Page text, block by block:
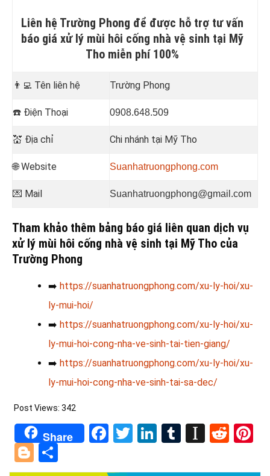
Liên hệ Trường Phong để được hỗ trợ tư vấn
báo giá xử lý mùi hôi cống nhà vệ sinh tại Mỹ
Tho miễn phí 100%
👨‍💻 Tên liên hệ Trường Phong
☎️ Điện Thoại 0908.648.509
💒 Địa chỉ Chi nhánh tại Mỹ Tho
🌐 Website Suanhatruongphong.com
💌 Mail Suanhatruongphong@gmail.com
Tham khảo thêm bảng báo giá liên quan dịch vụ
xử lý mùi hôi cống nhà vệ sinh tại Mỹ Tho của
Trường Phong
➡️ https://suanhatruongphong.com/xu-ly-hoi/xu-
ly-mui-hoi/
➡️ https://suanhatruongphong.com/xu-ly-hoi/xu-
ly-mui-hoi-cong-nha-ve-sinh-tai-tien-giang/
➡️ https://suanhatruongphong.com/xu-ly-hoi/xu-
ly-mui-hoi-cong-nha-ve-sinh-tai-sa-dec/
Post Views: 342
Share Facebook
TwitterLinkedIn
Tumblr
Blogger